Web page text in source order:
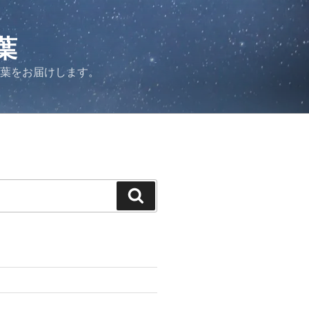
をお届けします。
索